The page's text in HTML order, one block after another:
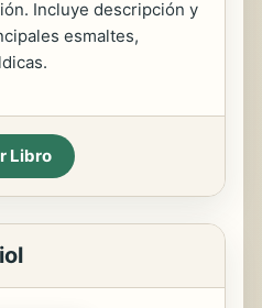
Incluye descripción y
esmaltes,
Libro